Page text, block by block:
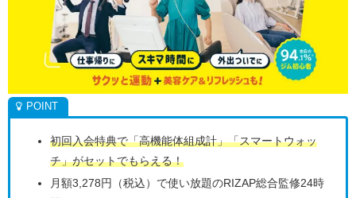
初回入会特典で「高機能体組成計」「スマートウォッ
チ」がセットでもらえる！
月額3,278円（税込）で使い放題のRIZAP総合監修24時